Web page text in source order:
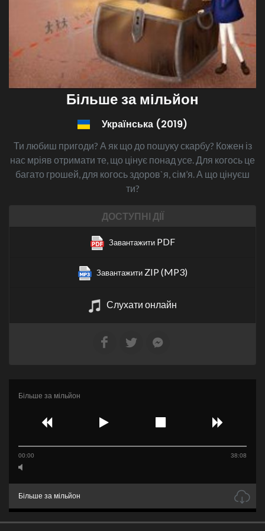
Більше за мільйон
Українська (2019)
Ти любиш пригоди? А як що до пошуку скарбу? Кожен із
нас мріяв отримати те, що цінує понад усе. Для когось це
багато грошей, для когось здоров`я, сім’я. А що цінуєш
ти?
ДОСТУПНІ ДІЇ
ЗавантажитиPDF
ЗавантажитиZIP (MP3)
Слухати онлайн
Більше за мільйон
00:00 38:08
Більше за мільйон